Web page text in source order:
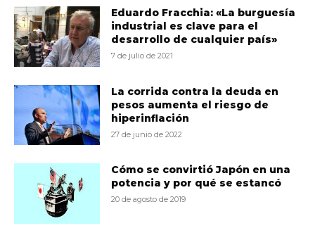
Eduardo Fracchia: «La burguesía
industrial es clave para el
desarrollo de cualquier país»
7 de julio de 2021
La corrida contra la deuda en
pesos aumenta el riesgo de
hiperinflación
27 de junio de 2022
Cómo se convirtió Japón en una
potencia y por qué se estancó
20 de agosto de 2019